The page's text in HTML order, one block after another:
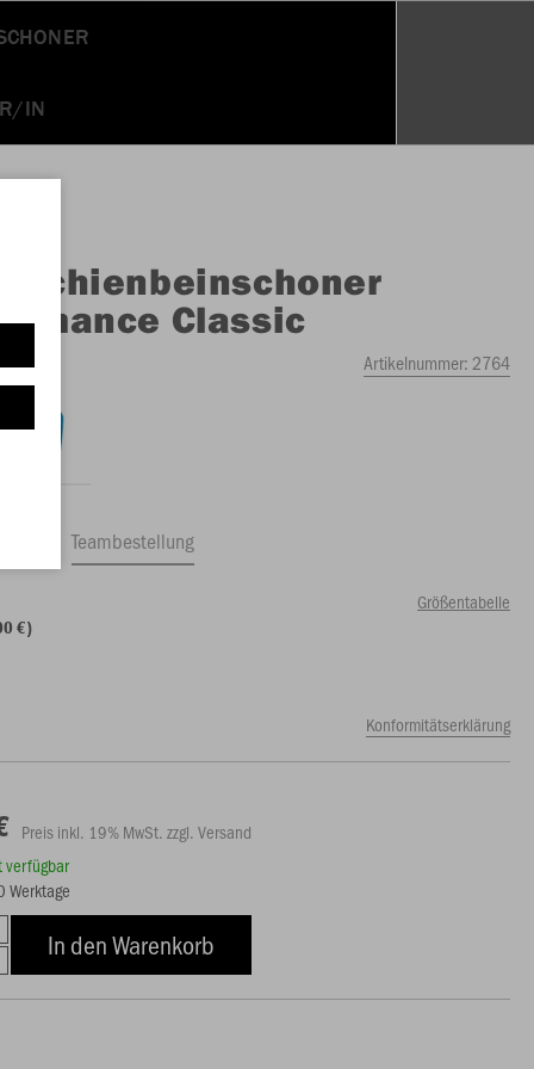
IN
Schienbeinschoner
Classic
Artikelnummer: 2764
Teambestellung
Größentabelle
€)
Konformitätserklärung
Preis inkl. 19% MwSt. zzgl. Versand
verfügbar
Werktage
In den Warenkorb